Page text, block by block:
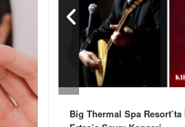
Big Thermal Spa Resort’ta